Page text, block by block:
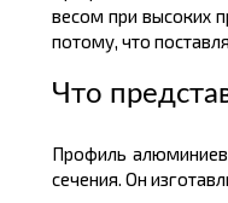
весом при высоких
потому, что
Что
Профиль
сечения. Он